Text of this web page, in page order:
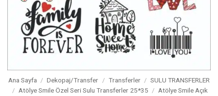
Ana Sayfa / Dekopaj/Transfer / Transferler / SULU TRANSFERLER
/ Atölye Smile Özel Seri Sulu Transferler 25*35 / Atölye Smile Açık